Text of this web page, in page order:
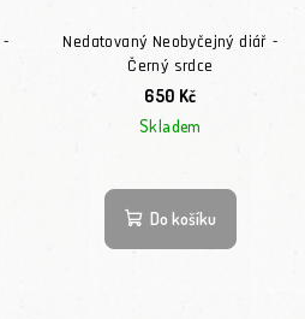
Nedatovaný Neobyčejný diář -
Černý srdce
650 Kč
Skladem
Do košíku